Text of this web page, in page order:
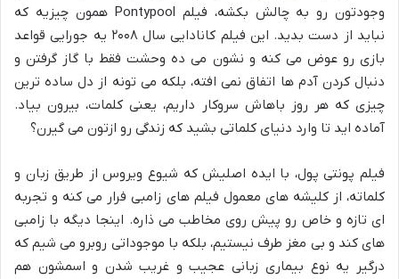
وجودتون رو به چالش بکشه، فیلم Pontypool همون چیزیه که
نباید از دست بدید. این فیلم کانادایی سال ۲۰۰۸ یه جورایی قواعد
بازی رو عوض می کنه و نشون می ده وحشت فقط با گاز گرفتن و
دنبال کردن آدم ها اتفاق نمی افته، بلکه می تونه از دل ساده ترین
چیزی که هر روز باهاش سروکار داریم، یعنی کلمات، بیرون بیاد.
آماده اید تا وارد دنیای کلماتی بشید که زندگی رو ازتون می گیرن؟
فیلم پونتی پول، با ایده اصلیش که شیوع ویروس از طریق زبان و
کلماته، از کلیشه های معمول فیلم های زامبی فرار می کنه و تجربه
ای تازه و خاص رو پیش روی مخاطب می ذاره. اینجا دیگه با زامبی
های کند و بی مغز طرف نیستیم، بلکه با موجوداتی روبرو می شیم که
درگیر یه نوع بیماری زبانی عجیب و غریب شدن و اسمشون هم